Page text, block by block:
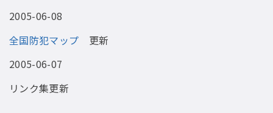
2005-06-08
全国防犯マップ 更新
2005-06-07
リンク集更新